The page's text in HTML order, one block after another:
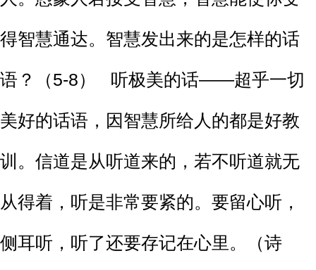
得智慧通达。智慧发出来的是怎样的话
语？（5-8） 听极美的话——超乎一切
美好的话语，因智慧所给人的都是好教
训。信道是从听道来的，若不听道就无
从得着，听是非常要紧的。要留心听，
侧耳听，听了还要存记在心里。（诗